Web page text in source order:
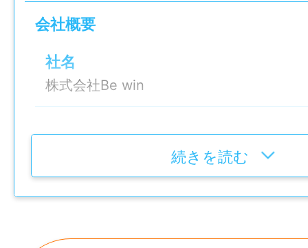
・本業の前に早朝の時間を有効活用して収
・短時間でサクッと働きたい方
・接客少なめの仕事がいい方
・未経験から始められるシンプル作業がい
● 仕事帰りにスーパーや役所まわりなど効
● 午後は趣味や休息など、自分の時間を長
会社概要
社名
株式会社Be win
代表者
続きを読む